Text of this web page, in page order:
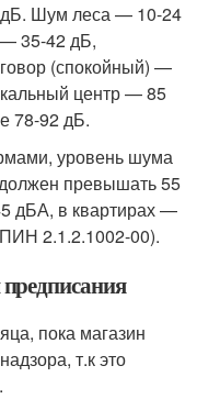
Шум леса — 10-24
35-42 дБ,
(спокойный) —
центр — 85
78-92 дБ.
уровень шума
превышать 55
дБА, в квартирах —
2.1.2.1002-00).
пока магазин
т.к это